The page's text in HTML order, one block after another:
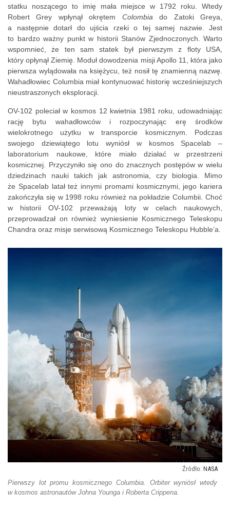
statku noszącego to imię mała miejsce w 1792 roku. Wtedy
Robert Grey wpłynął okrętem Colombia do Zatoki Greya,
a następnie dotarł do ujścia rzeki o tej samej nazwie. Jest
to bardzo ważny punkt w historii Stanów Zjednoczonych. Warto
wspomnieć, że ten sam statek był pierwszym z floty USA,
który opłynął Ziemię. Moduł dowodzenia misji Apollo 11, która jako
pierwsza wylądowała na księżycu, też nosił tę znamienną nazwę.
Wahadłowiec Columbia miał kontynuować historię wcześniejszych
nieustraszonych eksploracji.
OV-102 poleciał w kosmos 12 kwietnia 1981 roku, udowadniając
rację bytu wahadłowców i rozpoczynając erę środków
wielokrotnego użytku w transporcie kosmicznym. Podczas
swojego dziewiątego lotu wyniósł w kosmos Spacelab –
laboratorium naukowe, które miało działać w przestrzeni
kosmicznej. Przyczyniło się ono do znacznych postępów w wielu
dziedzinach nauki takich jak astronomia, czy biologia. Mimo
że Spacelab latał też innymi promami kosmicznymi, jego kariera
zakończyła się w 1998 roku również na pokładzie Columbii. Choć
w historii OV-102 przeważają loty w celach naukowych,
przeprowadzał on również wyniesienie Kosmicznego Teleskopu
Chandra oraz misje serwisową Kosmicznego Teleskopu Hubble’a.
NASA
Pierwszy lot promu kosmicznego Columbia. Orbiter wyniósł wtedy
w kosmos astronautów Johna Younga i Roberta Crippena.